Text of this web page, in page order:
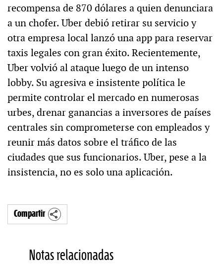
recompensa de 870 dólares a quien denunciara
a un chofer. Uber debió retirar su servicio y
otra empresa local lanzó una app para reservar
taxis legales con gran éxito. Recientemente,
Uber volvió al ataque luego de un intenso
lobby. Su agresiva e insistente política le
permite controlar el mercado en numerosas
urbes, drenar ganancias a inversores de países
centrales sin comprometerse con empleados y
reunir más datos sobre el tráfico de las
ciudades que sus funcionarios. Uber, pese a la
insistencia, no es solo una aplicación.
Compartir
Notas relacionadas